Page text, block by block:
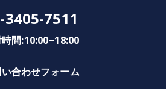
3405-7511
時間:10:00~18:00
合わせフォーム